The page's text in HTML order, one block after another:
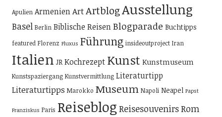
Apulien ArmenienArtArtblogAusstellung
Basel Berlin Biblische ReisenBlogparade Buchtipps
featured Florenz Fluxus Führung insideoutproject Iran
Italien JR Kochrezept Kunst Kunstmuseum
Kunstspaziergang Kunstvermittlung Literaturtipp
Literaturtipps Marokko Museum Napoli Neapel Papst
Franziskus Paris Reiseblog ReisesouvenirsRom